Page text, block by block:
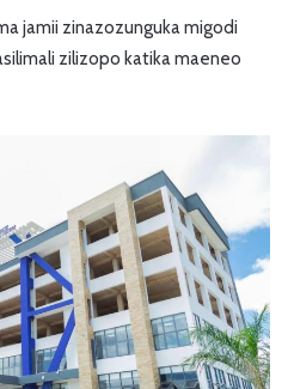
jamii zinazozunguka migodi
zilizopo katika maeneo